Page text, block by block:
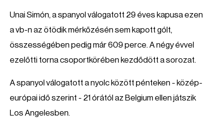
Unai Simón, a spanyol válogatott 29 éves kapusa ezen
a vb-n az ötödik mérkőzésén sem kapott gólt,
összességében pedig már 609 perce. A négy évvel
ezelőtti torna csoportkörében kezdődött a sorozat.
A spanyol válogatott a nyolc között pénteken - közép-
európai idő szerint - 21 órától az Belgium ellen játszik
Los Angelesben.